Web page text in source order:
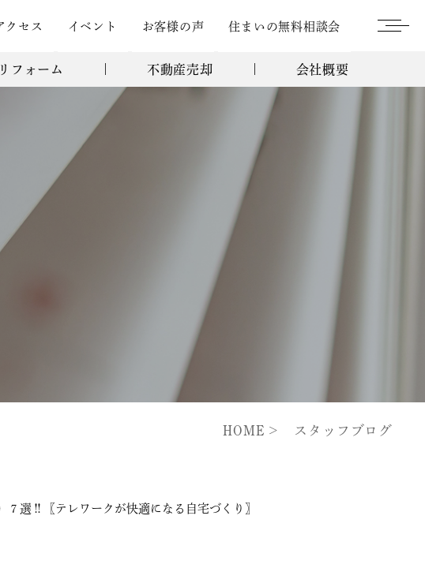
クセス イベント お客様の声 住まいの無料相談会
フォーム 不動産売却 会社概要
HOME スタッフブログ
７選‼〖テレワークが快適になる自宅づくり〗